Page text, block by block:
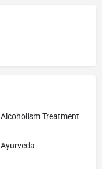
Alcoholism Treatment
Ayurveda